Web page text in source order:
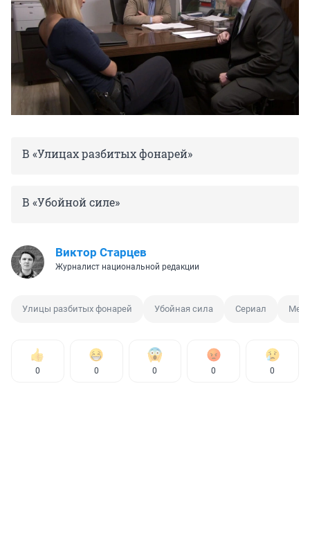
В «Улицах разбитых фонарей»
В «Убойной силе»
Виктор Старцев
Журналист национальной редакции
Улицы разбитых фонарей Убойная сила Сериал
0 0 0 0 0